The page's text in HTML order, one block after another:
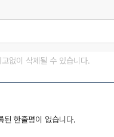
없이 삭제될 수 있습니다.
된 한줄평이 없습니다.